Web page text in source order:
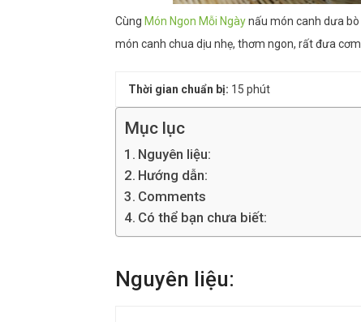
Cùng Món Ngon Mỗi Ngàynấu món canh dưa
món canh chua dịu nhẹ, thơm ngon, rất đưa
Thời gian chuẩn bị: 15 phút
Mục lục
Nguyên liệu:
Hướng dẫn:
Comments
Có thể bạn chưa biết:
Nguyên liệu: